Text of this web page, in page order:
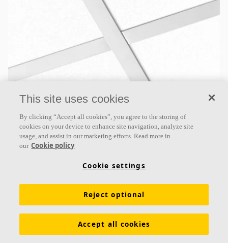
Ecophon Master™ A
Ecophon Master™ A presenta un sistema de retícula
vista. Cada una de las placas es fácilmente
desmontable. Adecuada para oficinas diáfanas o
Cantos tratados
Disponible en grandes formatos y fácil de desmontar
This site uses cookies
By clicking “Accept all cookies”, you agree to the storing of
cookies on your device to enhance site navigation, analyze site
usage, and assist in our marketing efforts. Read more in
our Cookie policy
Cookie settings
Reject optional
Accept all cookies